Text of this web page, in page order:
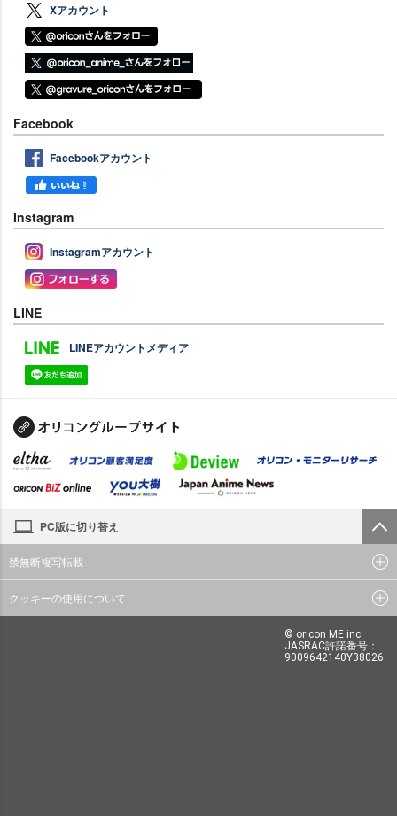
Xアカウント
Facebook
Facebookアカウント
Instagram
Instagramアカウント
LINE
LINEアカウントメディア
PC版に切り替え
禁無断複写転載
クッキーの使用について
© oricon ME inc.
JASRAC許諾番号：
9009642140Y38026